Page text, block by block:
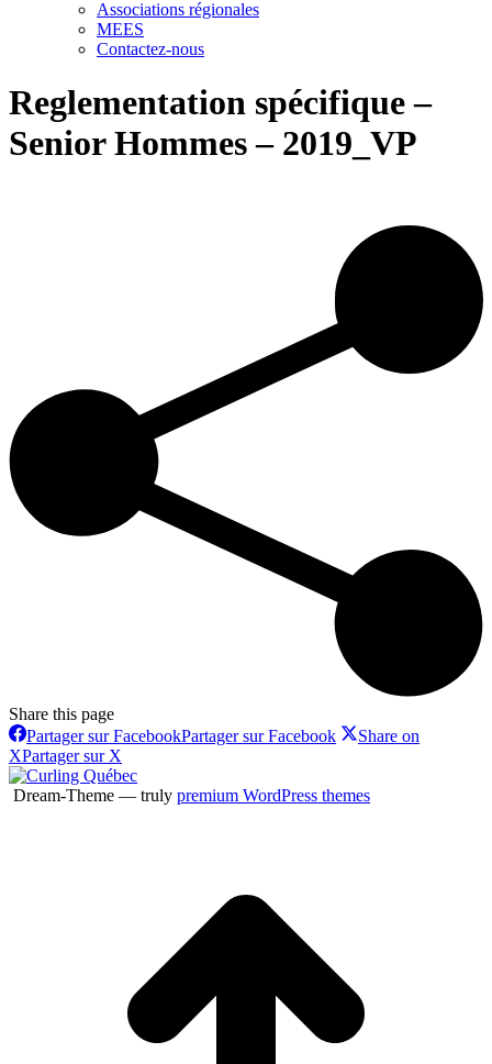
Associations régionales
MEES
Contactez-nous
Reglementation spécifique –
Senior Hommes – 2019_VP
Share this page
Partager sur FacebookPartager sur Facebook
Share on
XPartager sur X
Dream-Theme — truly premium WordPress themes